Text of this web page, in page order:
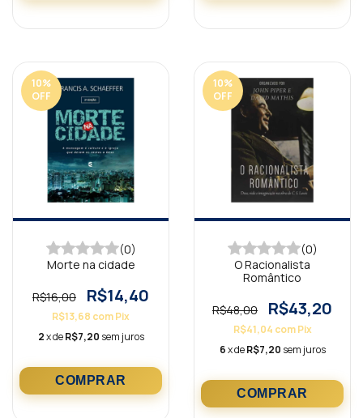
10%
OFF
(0)
Morte na cidade
R$16,00 R$14,40
R$13,68 comPix
2x deR$7,20 sem juros
10%
OFF
(0)
O Racionalista
Romântico
R$48,00 R$43,20
R$41,04 com Pix
6x deR$7,20 sem juros